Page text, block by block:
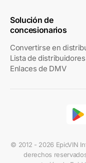
Solución de
concesionarios
Convertirse en
Lista de distribuidores
Enlaces de DMV
© 2012 - 2026 EpicVIN
derechos